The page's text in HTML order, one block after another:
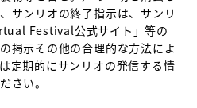
サンリオの終了指示は、サンリ
Festival公式サイト」等の
掲示その他の合理的な方法によ
定期的にサンリオの発信する情
さい。